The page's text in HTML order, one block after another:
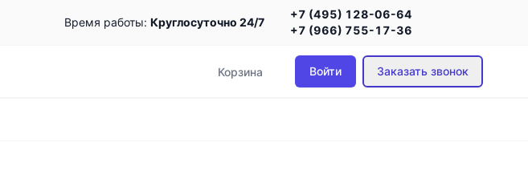
Время работы: Круглосуточно 24/7
+7 (495) 128-06-64
+7 (966) 755-17-36
Корзина Войти Заказать звонок